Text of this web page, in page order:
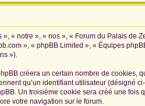
« notre », « nos », « Forum du Palais de
», « phpBB Limited », « Équipes
»).
créera un certain nombre de cookies,
qu’un identifiant utilisateur (désigné
Un troisième cookie sera créé une fois
votre navigation sur le forum.